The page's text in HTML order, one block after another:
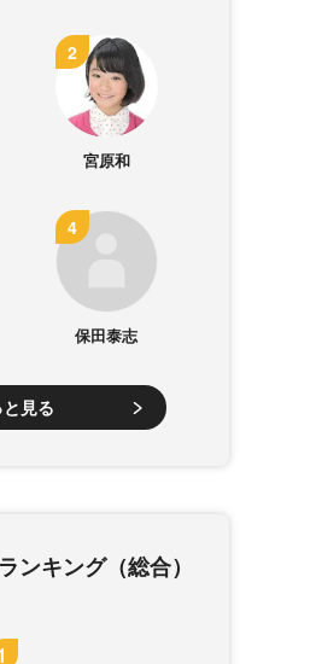
宮原和
保田泰志
と見る
ンキング（総合）